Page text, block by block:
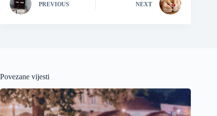
PREVIOUS NEXT
Povezane vijesti